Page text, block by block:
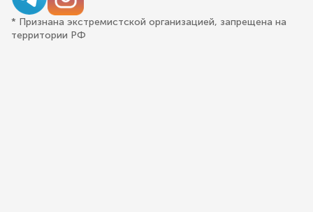
* Признана экстремистской организацией, запрещена на
территории РФ